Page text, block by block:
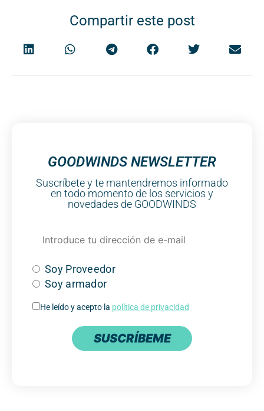
Compartir este post
GOODWINDS NEWSLETTER
Suscríbete y te mantendremos informado
en todo momento de los servicios y
novedades de GOODWINDS
Soy Proveedor
Soy armador
He leído y acepto la política de privacidad
SUSCRÍBEME